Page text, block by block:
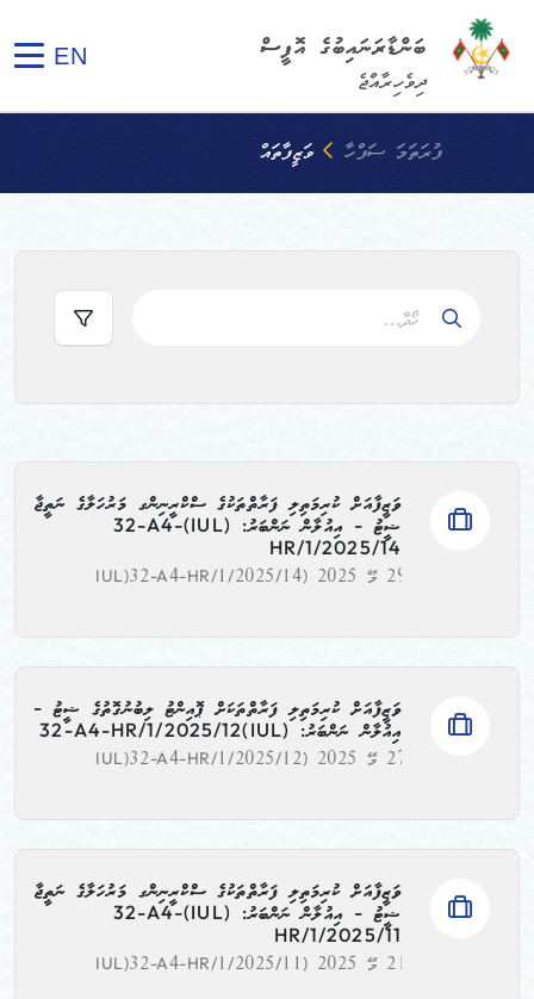
ބަންޑާރަނައިބުގެ އޮފީސް
ދިވެހިރާއްޖެ
EN
ފުރަތަމަ ސަފްހާ ވަޒީފާތައް
ވަޒީފާއަށް ކުރިމަތިލި ފަރާތްތަކުގެ ސްކްރީނިންގ މަރުހަލާގެ ނަތީޖާ
ޝީޓު - އިއުލާން ނަންބަރު: (IUL)32-A4-
HR/1/2025/14
29 މޭ 2025 (IUL)32-A4-HR/1/2025/14
ވަޒީފާއަށް ކުރިމަތިލި ފަރާތްތަކަށް ޕޮއިންޓު ލިބުނުގޮތުގެ ޝީޓު -
އިއުލާން ނަންބަރު: (IUL)32-A4-HR/1/2025/12
27 މޭ 2025 (IUL)32-A4-HR/1/2025/12
ވަޒީފާއަށް ކުރިމަތިލި ފަރާތްތަކުގެ ސްކްރީނިންގ މަރުހަލާގެ ނަތީޖާ
ޝީޓު - އިއުލާން ނަންބަރު: (IUL)32-A4-
HR/1/2025/11
21 މޭ 2025 (IUL)32-A4-HR/1/2025/11